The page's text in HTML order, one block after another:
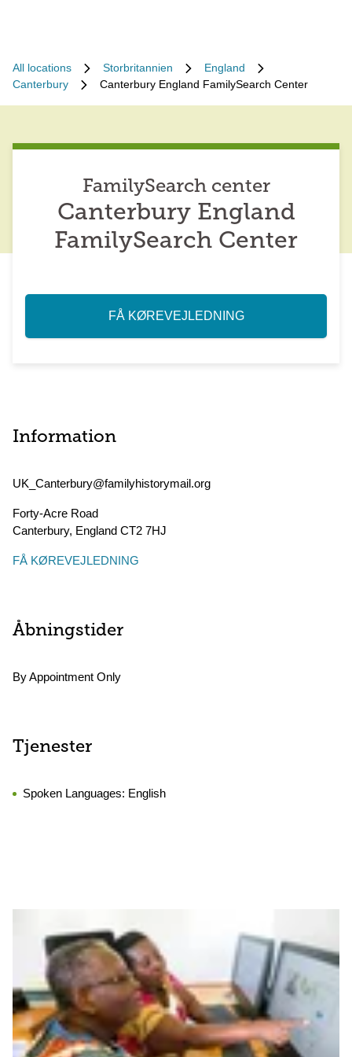
All locations Storbritannien
England
Canterbury
Canterbury England FamilySearch Center
FamilySearch center
Canterbury England
FamilySearch Center
FÅ KØREVEJLEDNING
Information
UK_Canterbury@familyhistorymail.org
Forty-Acre Road
Canterbury, England CT2 7HJ
FÅ KØREVEJLEDNING
Åbningstider
By Appointment Only
Tjenester
Spoken Languages: English